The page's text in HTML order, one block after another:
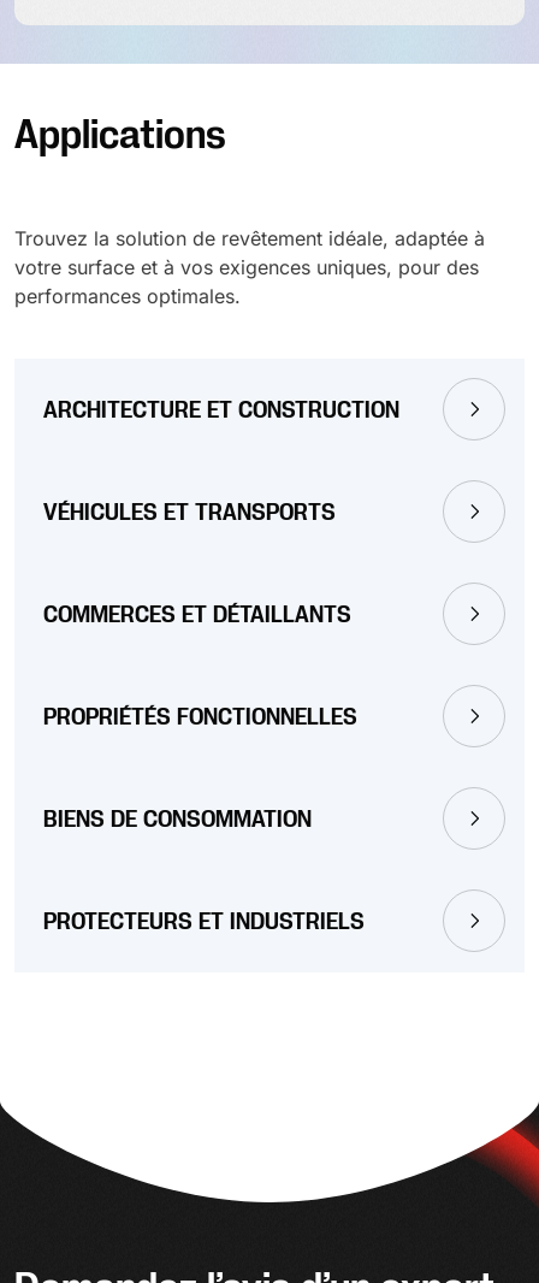
Applications
Trouvez la solution de revêtement idéale, adaptée à
votre surface et à vos exigences uniques, pour des
performances optimales.
ARCHITECTURE ET CONSTRUCTION
VÉHICULES ET TRANSPORTS
COMMERCES ET DÉTAILLANTS
PROPRIÉTÉS FONCTIONNELLES
BIENS DE CONSOMMATION
PROTECTEURS ET INDUSTRIELS